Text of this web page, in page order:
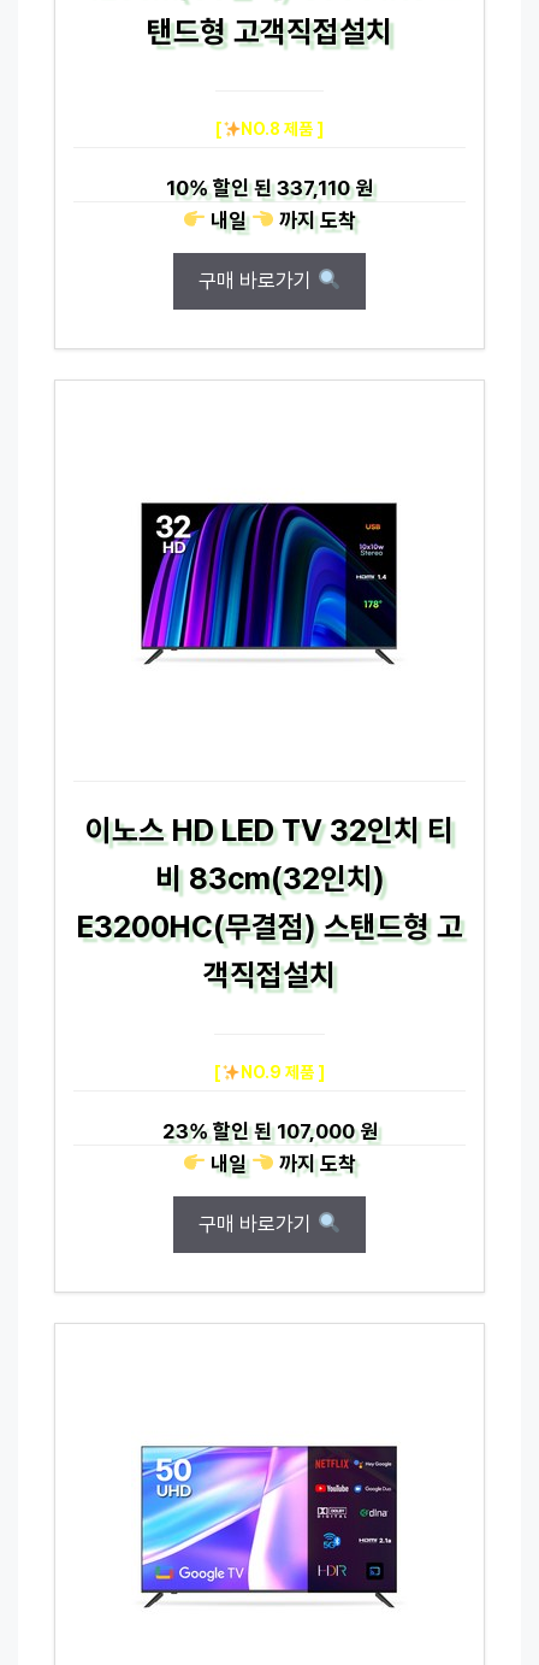
탠드형 고객직접설치
[ NO.8 제품 ]
10%할인 된337,110 원
내일
까지도착
구매 바로가기
이노스 HD LED TV 32인치 티
비 83cm(32인치)
E3200HC(무결점) 스탠드형 고
객직접설치
[ NO.9 제품 ]
23%할인 된107,000 원
내일
까지도착
구매 바로가기